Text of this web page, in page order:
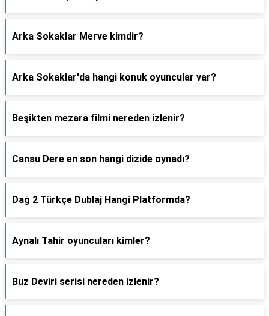
Arka Sokaklar Merve kimdir?
Arka Sokaklar'da hangi konuk oyuncular var?
Beşikten mezara filmi nereden izlenir?
Cansu Dere en son hangi dizide oynadı?
Dağ 2 Türkçe Dublaj Hangi Platformda?
Aynalı Tahir oyuncuları kimler?
Buz Deviri serisi nereden izlenir?